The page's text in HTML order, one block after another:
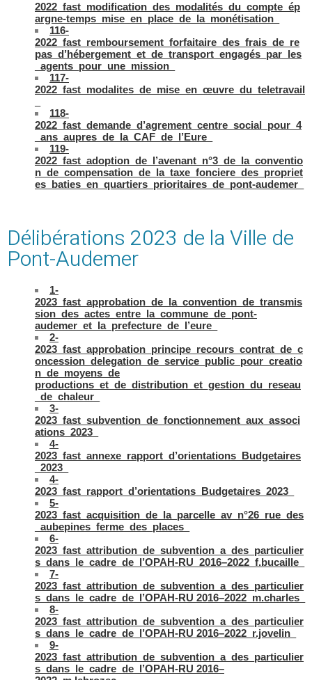
2022_fast_modification_des_modalités_du_compte_ép
argne-temps_mise_en_place_de_la_monétisation_
116-
2022_fast_remboursement_forfaitaire_des_frais_de_re
pas_d’hébergement_et_de_transport_engagés_par_les
_agents_pour_une_mission_
117-
2022_fast_modalites_de_mise_en_œuvre_du_teletravail
118-
2022_fast_demande_d’agrement_centre_social_pour_4
_ans_aupres_de_la_CAF_de_l’Eure_
119-
2022_fast_adoption_de_l’avenant_n°3_de_la_conventio
n_de_compensation_de_la_taxe_fonciere_des_propriet
es_baties_en_quartiers_prioritaires_de_pont-audemer_
Délibérations 2023 de la Ville de
Pont-Audemer
1-
2023_fast_approbation_de_la_convention_de_transmis
sion_des_actes_entre_la_commune_de_pont-
audemer_et_la_prefecture_de_l’eure_
2-
2023_fast_approbation_principe_recours_contrat_de_c
oncession_delegation_de_service_public_pour_creatio
n_de_moyens_de
productions_et_de_distribution_et_gestion_du_reseau
_de_chaleur_
3-
2023_fast_subvention_de_fonctionnement_aux_associ
ations_2023_
4-
2023_fast_annexe_rapport_d’orientations_Budgetaires
_2023_
4-
2023_fast_rapport_d’orientations_Budgetaires_2023_
5-
2023_fast_acquisition_de_la_parcelle_av_n°26_rue_des
_aubepines_ferme_des_places_
6-
2023_fast_attribution_de_subvention_a_des_particulier
s_dans_le_cadre_de_l’OPAH-RU_2016–2022_f.bucaille_
7-
2023_fast_attribution_de_subvention_a_des_particulier
s_dans_le_cadre_de_l’OPAH-RU 2016–2022_m.charles_
8-
2023_fast_attribution_de_subvention_a_des_particulier
s_dans_le_cadre_de_l’OPAH-RU 2016–2022_r.jovelin_
9-
2023_fast_attribution_de_subvention_a_des_particulier
s_dans_le_cadre_de_l’OPAH-RU 2016–